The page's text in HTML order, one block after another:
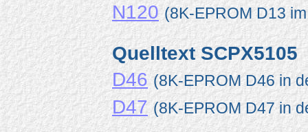
N120 (8K-EPROM D13
Quelltext SCPX5105
D46 (8K-EPROM D46 in
D47 (8K-EPROM D47 in